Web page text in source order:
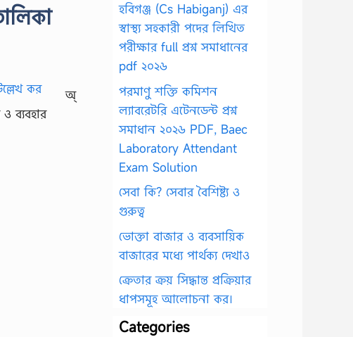
অ্
ব্যবহার
হবিগঞ্জ (Cs Habiganj) এর
স্বাস্থ্য সহকারী পদের লিখিত
পরীক্ষার full প্রশ্ন সমাধানের
pdf ২০২৬
পরমাণু শক্তি কমিশন
ল্যাবরেটরি এটেনডেন্ট প্রশ্ন
সমাধান ২০২৬ PDF, Baec
Laboratory Attendant
Exam Solution
সেবা কি? সেবার বৈশিষ্ট্য ও
গুরুত্ব
ভোক্তা বাজার ও ব্যবসায়িক
বাজারের মধ্যে পার্থক্য দেখাও
ক্রেতার ক্রয় সিদ্ধান্ত প্রক্রিয়ার
ধাপসমূহ আলোচনা কর।
Categories